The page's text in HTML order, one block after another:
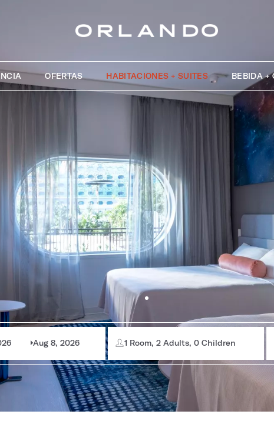
OFERTAS HABITACIONES + SUITES BEBIDA +
Aug 8, 2026 1 Room, 2 Adults, 0 Children